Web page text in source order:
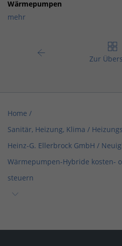
Wärmepumpen
mehr
Zur
Home /
Sanitär, Heizung, Klima /
Heinz-G. Ellerbrock GmbH /
Wärmepumpen-Hybride kosten-
steuern
Heinz-G. Ellerbrock GmbH /